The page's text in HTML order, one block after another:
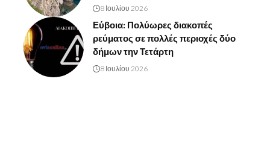
8 Ιουλίου 2026
Εύβοια: Πολύωρες διακοπές
ρεύματος σε πολλές περιοχές δύο
δήμων την Τετάρτη
8 Ιουλίου 2026